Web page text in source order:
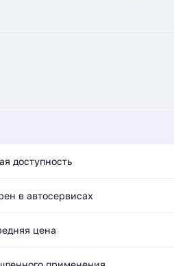
доступность
в автосервисах
цена